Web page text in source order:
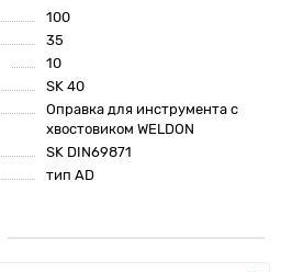
100
35
10
SK 40
Оправка для инструмента с
хвостовиком WELDON
SK DIN69871
тип AD